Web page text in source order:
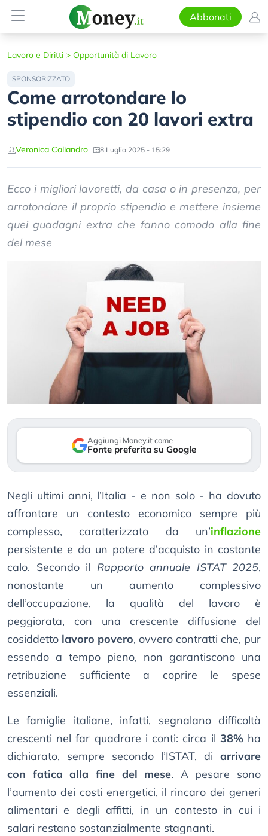
Abbonati
Lavoro e Diritti > Opportunità di Lavoro
SPONSORIZZATO
Come arrotondare lo
stipendio con 20 lavori extra
Veronica Caliandro 8 Luglio 2025 - 15:29
Ecco i migliori lavoretti, da casa o in presenza, per
arrotondare il proprio stipendio e mettere insieme
quei guadagni extra che fanno comodo alla fine
del mese
Aggiungi Money.it come
Fonte preferita su Google
Negli ultimi anni, l’Italia - e non solo - ha dovuto
affrontare un contesto economico sempre più
complesso, caratterizzato da un’inflazione
persistente e da un potere d’acquisto in costante
calo. Secondo il Rapporto annuale ISTAT 2025,
nonostante un aumento complessivo
dell’occupazione, la qualità del lavoro è
peggiorata, con una crescente diffusione del
cosiddetto lavoro povero, ovvero contratti che, pur
essendo a tempo pieno, non garantiscono una
retribuzione sufficiente a coprire le spese
essenziali.
Le famiglie italiane, infatti, segnalano difficoltà
crescenti nel far quadrare i conti: circa il 38%ha
dichiarato, sempre secondo l’ISTAT, di arrivare
con fatica alla fine del mese. A pesare sono
l’aumento dei costi energetici, il rincaro dei generi
alimentari e degli affitti, in un contesto in cui i
salari restano sostanzialmente stagnanti.